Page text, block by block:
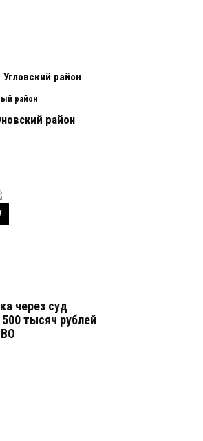
Угловский район
район
район
через суд
тысяч рублей